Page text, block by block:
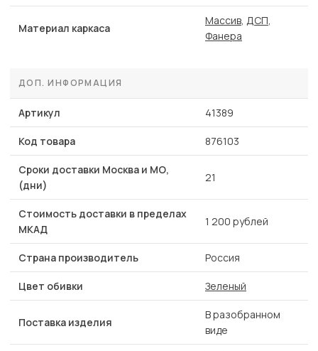
Материал каркаса
Массив, ДСП,
Фанера
ДОП. ИНФОРМАЦИЯ
Артикул 41389
Код товара 876103
Сроки доставки Москва и МО,
(дни)
21
Стоимость доставки в пределах
МКАД
1 200 рублей
Страна производитель Россия
Цвет обивки Зеленый
Поставка изделия
В разобранном
виде